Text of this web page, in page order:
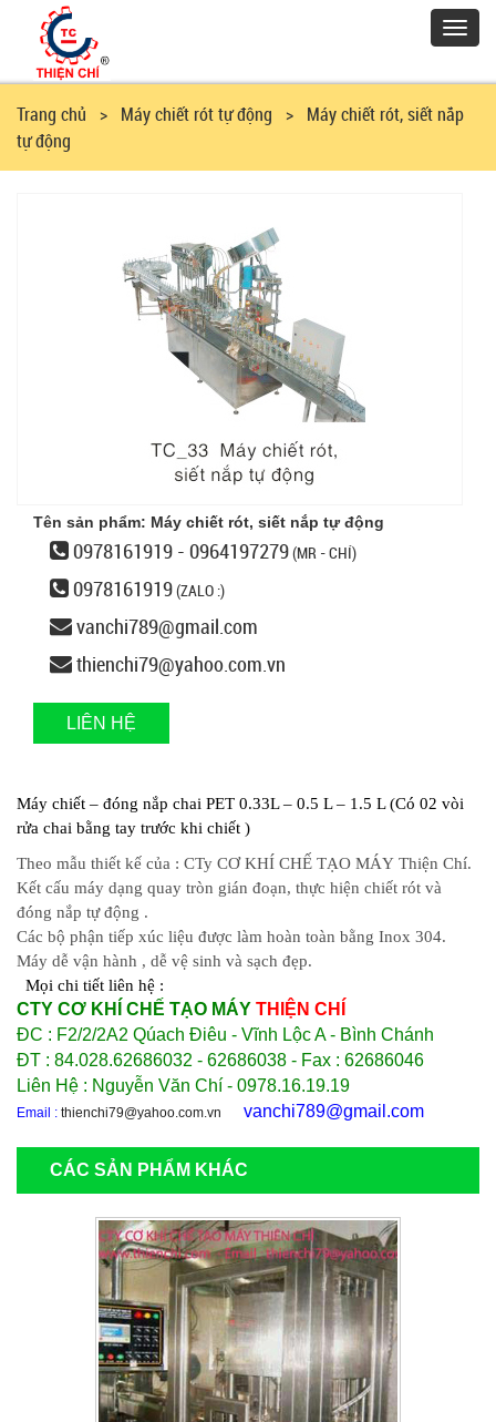
Trang chủ > Máy chiết rót tự động > Máy chiết rót, siết nắp
tự động
Tên sản phẩm: Máy chiết rót, siết nắp tự động
0978161919 - 0964197279(MR - CHÍ)
0978161919(ZALO :)
vanchi789@gmail.com
thienchi79@yahoo.com.vn
LIÊN HỆ
Máy chiết – đóng nắp chai PET 0.33L – 0.5 L – 1.5 L (Có 02 vòi
rửa chai bằng tay trước khi chiết )
Theo mẫu thiết kế của : CTy CƠ KHÍ CHẾ TẠO MÁY Thiện Chí.
Kết cấu máy dạng quay tròn gián đoạn, thực hiện chiết rót và
đóng nắp tự động .
Các bộ phận tiếp xúc liệu được làm hoàn toàn bằng Inox 304.
Máy dễ vận hành , dễ vệ sinh và sạch đẹp.
Mọi chi tiết liên hệ :
CTY CƠ KHÍ CHẾ TẠO MÁY THIỆN CHÍ
ĐC : F2/2/2A2 Qúach Điêu - Vĩnh Lộc A - Bình Chánh
ĐT : 84.028.62686032 - 62686038 - Fax : 62686046
Liên Hệ : Nguyễn Văn Chí - 0978.16.19.19
Email : thienchi79@yahoo.com.vn vanchi789@gmail.com
CÁC SẢN PHẨM KHÁC